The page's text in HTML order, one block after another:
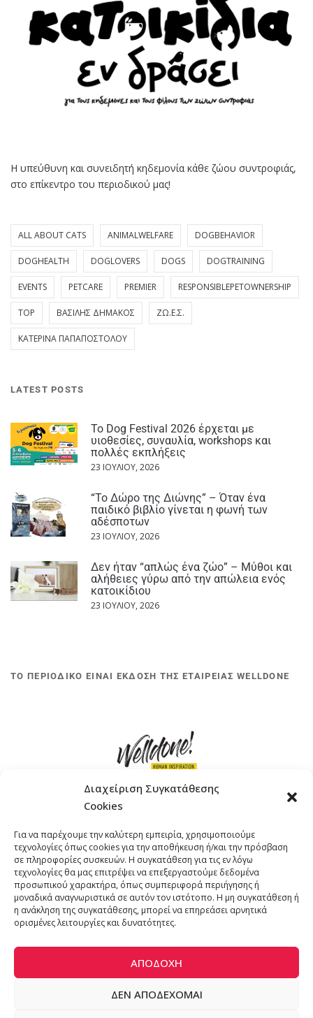
Διαχείριση Συγκατάθεσης
Cookies
Για να παρέχουμε την καλύτερη εμπειρία, χρησιμοποιούμε
τεχνολογίες όπως cookies για την αποθήκευση ή/και την πρόσβαση
σε πληροφορίες συσκευών. Η συγκατάθεση για τις εν λόγω
τεχνολογίες θα μας επιτρέψει να επεξεργαστούμε δεδομένα
προσωπικού χαρακτήρα, όπως συμπεριφορά περιήγησης ή
μοναδικά αναγνωριστικά σε αυτόν τον ιστότοπο. Η μη συγκατάθεση ή
η ανάκληση της συγκατάθεσης, μπορεί να επηρεάσει αρνητικά
ορισμένες λειτουργίες και δυνατότητες.
ΑΠΟΔΟΧΉ
ΔΕΝ ΑΠΟΔΈΧΟΜΑΙ
Η υπεύθυνη και συνειδητή κηδεμονία κάθε ζώου συντροφιάς,
στο επίκεντρο του περιοδικού μας!
ALL ABOUT CATS ANIMALWELFARE DOGBEHAVIOR
DOGHEALTH DOGLOVERS DOGS DOGTRAINING
EVENTS PETCARE PREMIER RESPONSIBLEPETOWNERSHIP
TOP ΒΑΣΊΛΗΣ ΔΗΜΆΚΟΣ ΖΩ.Ε.Σ.
ΚΑΤΕΡΊΝΑ ΠΑΠΑΠΟΣΤΌΛΟΥ
LATEST POSTS
Το Dog Festival 2026 έρχεται με
υιοθεσίες, συναυλία, workshops και
πολλές εκπλήξεις
23 ΙΟΥΛΊΟΥ, 2026
“Το Δώρο της Διώνης” – Όταν ένα
παιδικό βιβλίο γίνεται η φωνή των
αδέσποτων
23 ΙΟΥΛΊΟΥ, 2026
Δεν ήταν “απλώς ένα ζώο” – Μύθοι και
αλήθειες γύρω από την απώλεια ενός
κατοικίδιου
23 ΙΟΥΛΊΟΥ, 2026
ΤΟ ΠΕΡΙΟΔΙΚΟ ΕΙΝΑΙ ΕΚΔΟΣΗ ΤΗΣ ΕΤΑΙΡΕΙΑΣ WELLDONE
ΤΗΛΕΦΩΝΟ: +30 211 4021758
EMAIL:info@welldone.com.gr